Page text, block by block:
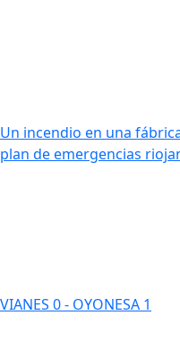
Un incendio en una
plan de emergencias
VIANES 0 - OYONESA 1